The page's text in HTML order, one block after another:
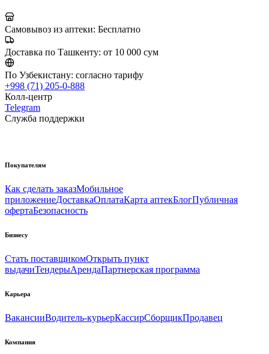
Самовывоз из аптеки: Бесплатно
Доставка по Ташкенту: от 10 000 сум
По Узбекистану: согласно тарифу
+998 (71) 205-0-888
Колл-центр
Telegram
Служба поддержки
Покупателям
Как сделать заказМобильное
приложениеДоставкаОплатаКарта аптекБлогПубличная
офертаБезопасность
Бизнесу
Стать поставщикомОткрыть пункт
выдачиТендерыАрендаПартнерская программа
Карьера
ВакансииВодитель-курьерКассирСборщикПродавец
Компания